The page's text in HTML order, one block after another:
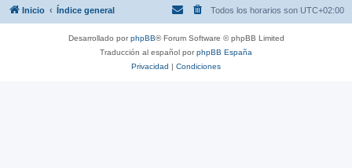
Inicio Índice general Todos los horarios son UTC+02:00
Desarrollado porphpBB® Forum Software © phpBB Limited
Traducción al español porphpBB España
Privacidad | Condiciones